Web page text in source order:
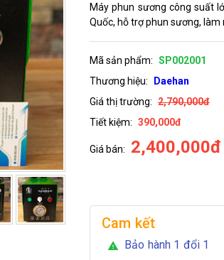
Máy phun sương công suất
Quốc, hỗ trợ phun sương,
Mã sản phẩm: SP002001
Thương hiệu:
Daehan
Giá thị trường: 2,790,000đ
Tiết kiệm: 390,000đ
Giá bán: 2,400,000đ
Cam kết
warning Bảo hành 1 đổi 1